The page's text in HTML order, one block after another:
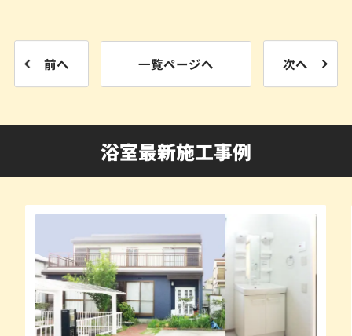
前へ 一覧ページへ 次へ
浴室最新施工事例